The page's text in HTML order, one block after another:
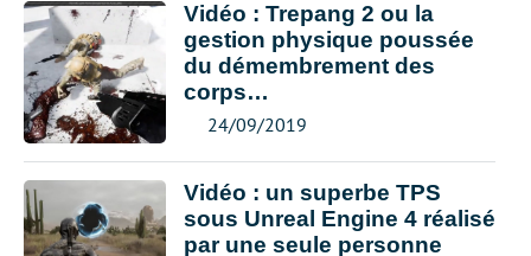
Vidéo : Trepang 2 ou la
gestion physique poussée
du démembrement des
corps…
24/09/2019
Vidéo : un superbe TPS
sous Unreal Engine 4 réalisé
par une seule personne